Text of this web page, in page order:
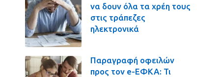
να δουν όλα τα χρέη τους
στις τράπεζες
ηλεκτρονικά
Παραγραφή οφειλών
προς τον e-ΕΦΚΑ: Τι